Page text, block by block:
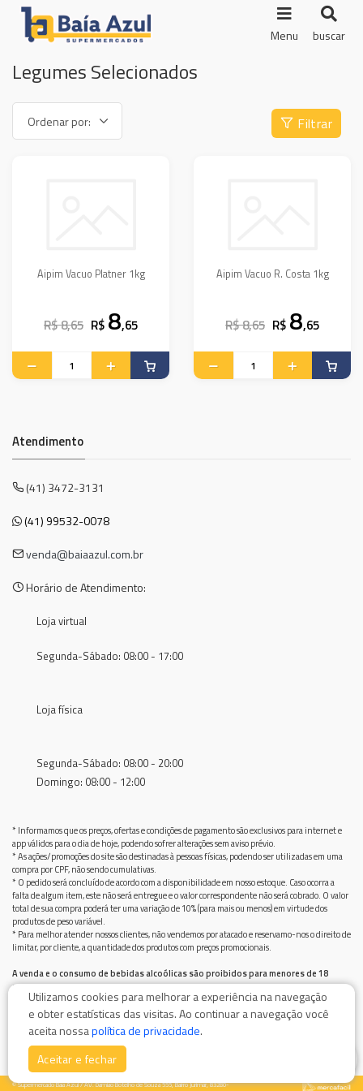
Menu buscar
Legumes Selecionados
Filtrar
Aipim Vacuo Platner 1kg
R$ 8,65 R$ 8,65
Aipim Vacuo R. Costa 1kg
R$ 8,65 R$ 8,65
Atendimento
(41) 3472-3131
(41) 99532-0078
venda@baiaazul.com.br
Horário de Atendimento:
Loja virtual
Segunda-Sábado: 08:00 - 17:00
Loja física
Segunda-Sábado: 08:00 - 20:00
Domingo: 08:00 - 12:00
* Informamos que os preços, ofertas e condições de pagamento são exclusivos para internet e
app válidos para o dia de hoje, podendo sofrer alterações sem aviso prévio.
* As ações/promoções do site são destinadas à pessoas físicas, podendo ser utilizadas em uma
compra por CPF, não sendo cumulativas.
* O pedido será concluído de acordo com a disponibilidade em nosso estoque. Caso ocorra a
falta de algum item, este não será entregue e o valor correspondente não será cobrado. O valor
total de sua compra poderá ter uma variação de 10% (para mais ou menos) em virtude dos
produtos de peso variável.
* Para melhor atender nossos clientes, não vendemos por atacado e reservamo-nos o direito de
limitar, por cliente, a quantidade dos produtos com preços promocionais.
A venda e o consumo de bebidas alcoólicas são proibidos para menores de 18
anos.
Bebida alcoólica pode causar dependência química e, em excesso, provoca graves males à saúde.
Beba com moderação
© Supermercado Baía Azul / AV. Damiao Botelho de Souza 555, Bairro Jurimar, 83280-
Utilizamos cookies para melhorar a experiência na navegação
e obter estatísticas das visitas. Ao continuar a navegação você
aceita nossapolítica de privacidade.
Aceitar e fechar